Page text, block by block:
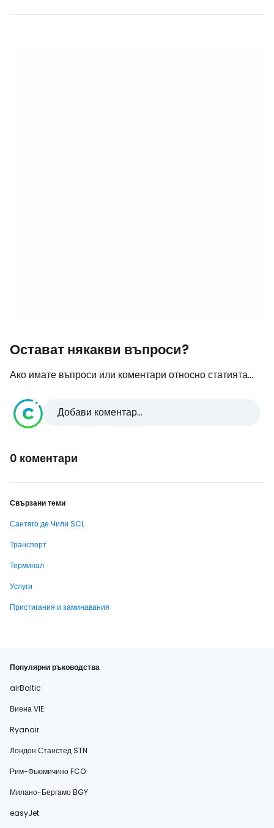
Остават някакви въпроси?
Ако имате въпроси или коментари относно статията...
Добави коментар...
0 коментари
Свързани теми
Сантяго де Чили SCL
Транспорт
Терминал
Услуги
Пристигания и заминавания
Популярни ръководства
airBaltic
Виена VIE
Ryanair
Лондон Станстед STN
Рим-Фьюмичино FCO
Милано-Бергамо BGY
easyJet